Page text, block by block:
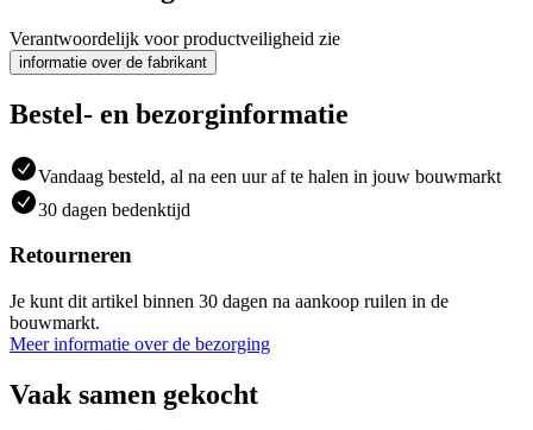
Verantwoordelijk voor productveiligheid zie
informatie over de fabrikant
Bestel- en bezorginformatie
Vandaag besteld, al na een uur af te halen in jouw bouwmarkt
30 dagen bedenktijd
Retourneren
Je kunt dit artikel binnen 30 dagen na aankoop ruilen in de
bouwmarkt.
Meer informatie over de bezorging
Vaak samen gekocht